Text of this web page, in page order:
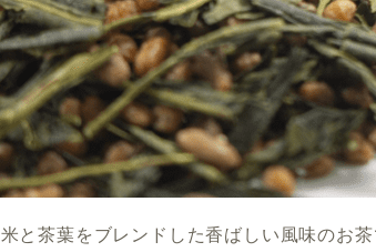
と茶葉をブレンドした香ばしい風味のお